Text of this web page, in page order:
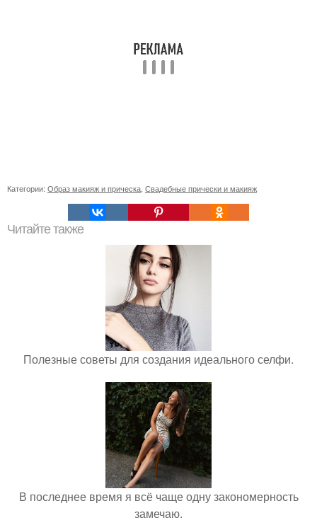
Категории: Образ макияж и прическа Свадебные прически и макияж
Читайте также
Полезные советы для создания идеального селфи.
В последнее время я всё чаще одну закономерность
замечаю.